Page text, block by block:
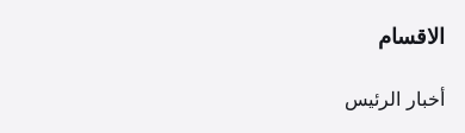
الاقسام
أخبار الرئيس